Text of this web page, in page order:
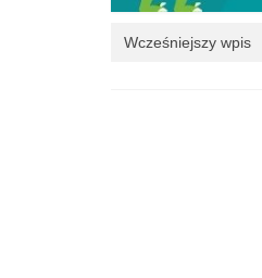
Wcześniejszy wpis